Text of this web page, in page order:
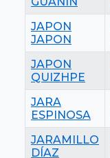
JAPON
JAPON
JAPON
QUIZHPE
JARA
ESPINOSA
JARAMILLO
DÍAZ